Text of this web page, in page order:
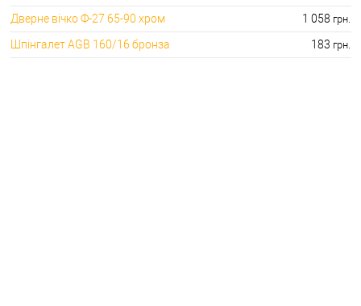
Дверне вічко Ф-27 65-90 хром 1 058 грн.
Шпінгалет AGB 160/16 бронза 183 грн.